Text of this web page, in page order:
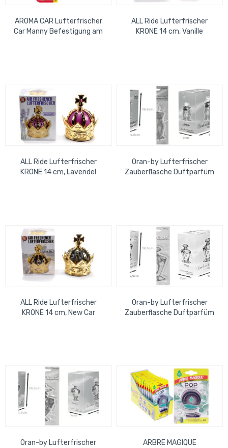
AROMA CAR Lufterfrischer
Car Manny Befestigung am
ALL Ride Lufterfrischer
KRONE 14 cm, Vanille
ALL Ride Lufterfrischer
KRONE 14 cm, Lavendel
Oran-by Lufterfrischer
Zauberflasche Duftparfüm
ALL Ride Lufterfrischer
KRONE 14 cm, New Car
Oran-by Lufterfrischer
Zauberflasche Duftparfüm
Oran-by Lufterfrischer
ARBRE MAGIQUE